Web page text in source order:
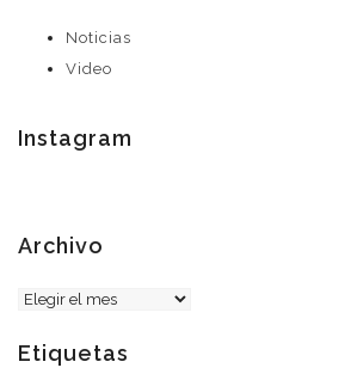
Noticias
Video
Instagram
Archivo
Archivo
Etiquetas